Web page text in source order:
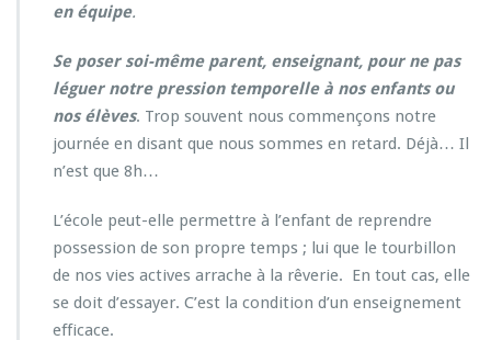
en équipe.
Se poser soi-même parent, enseignant, pour ne pas
léguer notre pression temporelle à nos enfants ou
nos élèves. Trop souvent nous commençons notre
journée en disant que nous sommes en retard. Déjà… Il
n’est que 8h…
L’école peut-elle permettre à l’enfant de reprendre
possession de son propre temps ; lui que le tourbillon
de nos vies actives arrache à la rêverie. En tout cas, elle
se doit d’essayer. C’est la condition d’un enseignement
efficace.